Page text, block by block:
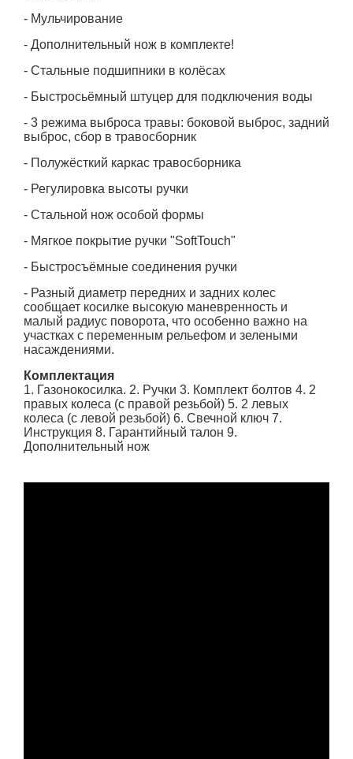
- Мульчирование
- Дополнительный нож в комплекте!
- Стальные подшипники в колёсах
- Быстросьёмный штуцер для подключения воды
- 3 режима выброса травы: боковой выброс, задний
выброс, сбор в травосборник
- Полужёсткий каркас травосборника
- Регулировка высоты ручки
- Стальной нож особой формы
- Мягкое покрытие ручки "SoftTouch"
- Быстросъёмные соединения ручки
- Разный диаметр передних и задних колес
сообщает косилке высокую маневренность и
малый радиус поворота, что особенно важно на
участках с переменным рельефом и зелеными
насаждениями.
Комплектация
1. Газонокосилка. 2. Ручки 3. Комплект болтов 4. 2
правых колеса (с правой резьбой) 5. 2 левых
колеса (с левой резьбой) 6. Свечной ключ 7.
Инструкция 8. Гарантийный талон 9.
Дополнительный нож